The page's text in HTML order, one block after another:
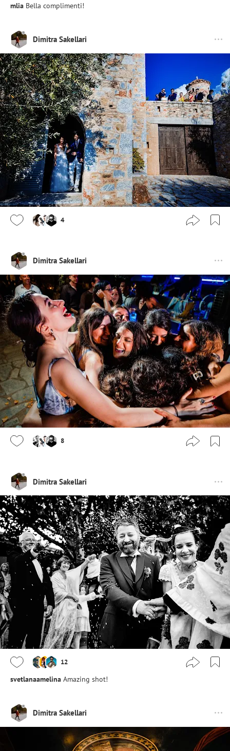
mlia Bella complimenti!
Dimitra Sakellari
4
Dimitra Sakellari
8
Dimitra Sakellari
12
svetlanaamelina Amazing shot!
Dimitra Sakellari